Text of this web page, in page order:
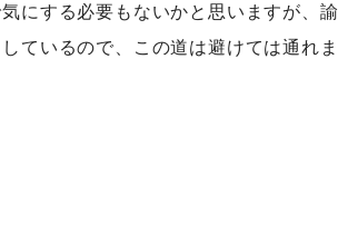
にする必要もないかと思いますが、諭
ているので、この道は避けては通れま